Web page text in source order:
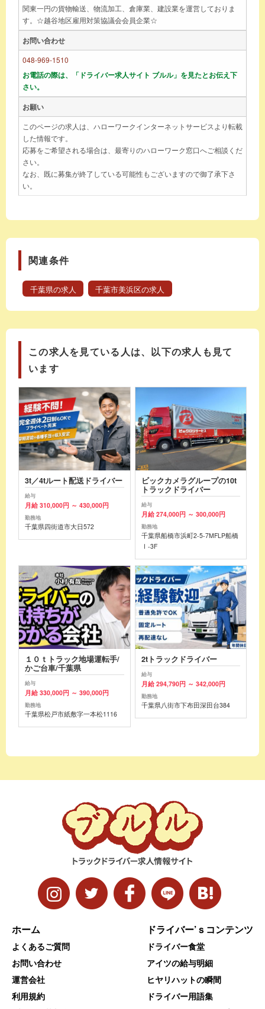
関東一円の貨物輸送、物流加工、倉庫業、建設業を運営しておりま
す。☆越谷地区雇用対策協議会会員企業☆
お問い合わせ
048-969-1510
お電話の際は、「ドライバー求人サイト ブルル」を見たとお伝え下
さい。
お願い
このページの求人は、ハローワークインターネットサービスより転載
した情報です。
応募をご希望される場合は、最寄りのハローワーク窓口へご相談くだ
さい。
なお、既に募集が終了している可能性もございますので御了承下さ
い。
関連条件
千葉県の求人 千葉市美浜区の求人
この求人を見ている人は、以下の求人も見て
います
3t／4tルート配送ドライバー
給与
月給 310,000円 ～ 430,000円
勤務地
千葉県四街道市大日572
ビックカメラグループの10t
トラックドライバー
給与
月給 274,000円 ～ 300,000円
勤務地
千葉県船橋市浜町2-5-7MFLP船橋
Ⅰ-3F
１０ｔトラック地場運転手/
かご台車/千葉県
給与
月給 330,000円 ～ 390,000円
勤務地
千葉県松戸市紙敷字一本松1116
2tトラックドライバー
給与
月給 294,790円 ～ 342,000円
勤務地
千葉県八街市下布田深田台384
ホーム
よくあるご質問
お問い合わせ
運営会社
利用規約
ドライバー’ｓコンテンツ
ドライバー食堂
アイツの給与明細
ヒヤリハットの瞬間
ドライバー用語集